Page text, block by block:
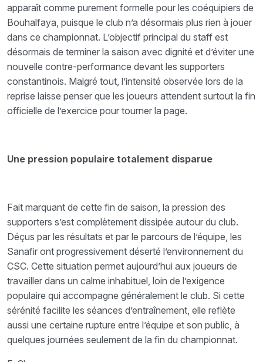
apparaît comme purement formelle pour les coéquipiers de
Bouhalfaya, puisque le club n’a désormais plus rien à jouer
dans ce championnat. L’objectif principal du staff est
désormais de terminer la saison avec dignité et d’éviter une
nouvelle contre-performance devant les supporters
constantinois. Malgré tout, l’intensité observée lors de la
reprise laisse penser que les joueurs attendent surtout la fin
officielle de l’exercice pour tourner la page.
Une pression populaire totalement disparue
Fait marquant de cette fin de saison, la pression des
supporters s’est complètement dissipée autour du club.
Déçus par les résultats et par le parcours de l’équipe, les
Sanafir ont progressivement déserté l’environnement du
CSC. Cette situation permet aujourd’hui aux joueurs de
travailler dans un calme inhabituel, loin de l’exigence
populaire qui accompagne généralement le club. Si cette
sérénité facilite les séances d’entraînement, elle reflète
aussi une certaine rupture entre l’équipe et son public, à
quelques journées seulement de la fin du championnat.